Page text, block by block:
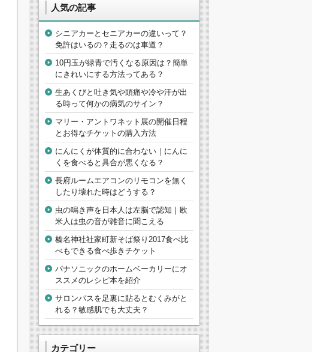
人気の記事
シニアカーとセニアカーの違いって？
免許はいるの？走るのは車道？
10円玉が緑青で汚くなる原因は？簡単
にきれいにする方法ってある？
生あくびと吐き気や頭痛や冷や汗が出
る時って何かの病気のサイン？
マリー・アントワネット展の開催日程
とお得なチケットの購入方法
にんにくが体質的に合わない｜にんに
くを食べると具合が悪くなる？
長府ルームエアコンのリモコンを無く
したり壊れた時はどうする？
虫の鳴き声を日本人は左脳で認知｜欧
米人は虫の音が雑音に聞こえる
榛名神社社家町新そば祭り2017食べ比
べもできる食べ歩きチケット
パナソニックのホームベーカリーにオ
ススメのレシピ本を紹介
サロンパスを足裏に貼るとむくみがと
れる？敏感肌でも大丈夫？
カテゴリー